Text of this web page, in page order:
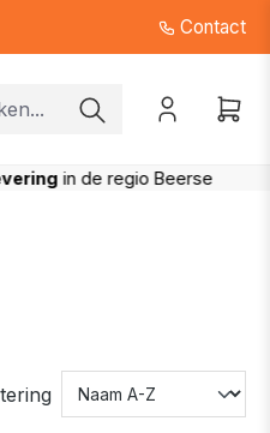
Contact
in de regio Beerse